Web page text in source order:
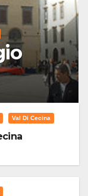
Val Di Cecina